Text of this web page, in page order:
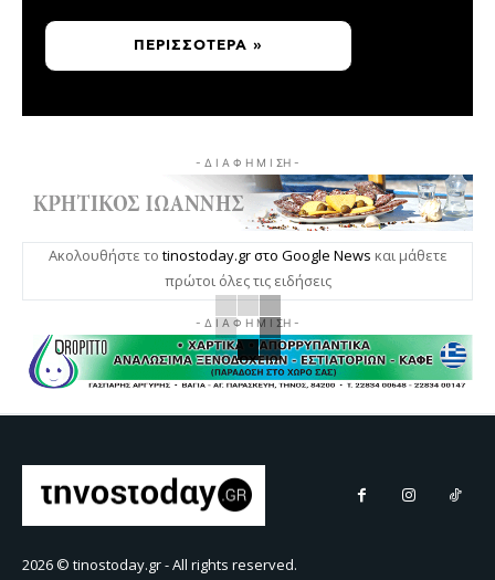
ΠΕΡΙΣΣΌΤΕΡΑ »
- Δ Ι Α Φ Η Μ Ι ΣΗ -
Ακολουθήστε το tinostoday.gr στο Google News και μάθετε
πρώτοι όλες τις ειδήσεις
- Δ Ι Α Φ Η Μ Ι ΣΗ -
2026 © tinostoday.gr - All rights reserved.